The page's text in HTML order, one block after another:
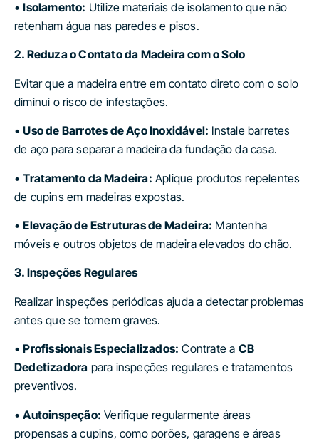
•Isolamento: Utilize materiais de isolamento que não
retenham água nas paredes e pisos.
2. Reduza o Contato da Madeira com o Solo
Evitar que a madeira entre em contato direto com o solo
diminui o risco de infestações.
•Uso de Barrotes de Aço Inoxidável: Instale barretes
de aço para separar a madeira da fundação da casa.
•Tratamento da Madeira: Aplique produtos repelentes
de cupins em madeiras expostas.
•Elevação de Estruturas de Madeira: Mantenha
móveis e outros objetos de madeira elevados do chão.
3. Inspeções Regulares
Realizar inspeções periódicas ajuda a detectar problemas
antes que se tornem graves.
•Profissionais Especializados: Contrate a CB
Dedetizadora para inspeções regulares e tratamentos
preventivos.
•Autoinspeção: Verifique regularmente áreas
propensas a cupins, como porões, garagens e áreas